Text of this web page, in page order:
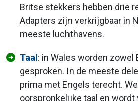
Britse stekkers hebben drie
Adapters zijn verkrijgbaar in
meeste luchthavens.
Taal: in Wales worden zowel
gesproken. In de meeste
prima met Engels terecht.
oorspronkelijke taal en wordt